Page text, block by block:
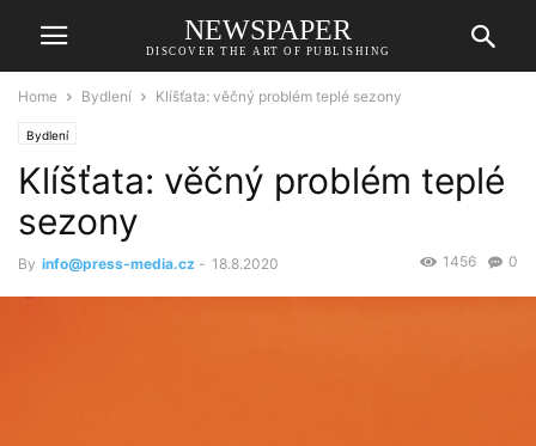
NEWSPAPER
DISCOVER THE ART OF PUBLISHING
Home Bydlení Klíšťata: věčný problém teplé sezony
Bydlení
Klíšťata: věčný problém teplé
sezony
By info@press-media.cz - 18.8.2020 0
1456